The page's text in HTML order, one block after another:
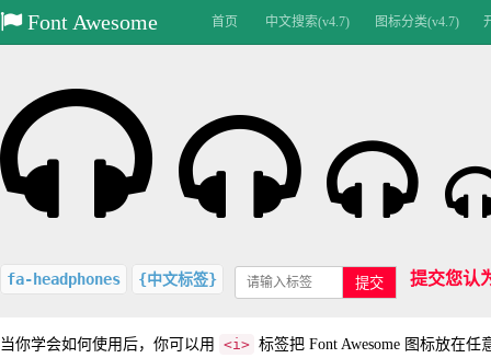
Font Awesome 首页 中文搜索(v4.7) 图标分类(v4.7)
fa-headphones {中文标签} 提交 提交您认
当你学会如何使用后，你可以用 <i> 标签把 Font Awesome 图标放在任